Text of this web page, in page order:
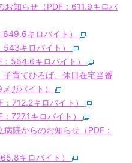
知らせ（PDF：611.9キロバ
649.6キロバイト）
543キロバイト）
：564.6キロバイト）
子育てひろば、休日在宅当番
ガバイト）
712.2キロバイト）
727.1キロバイト）
院からのお知らせ（PDF：
キロバイト）